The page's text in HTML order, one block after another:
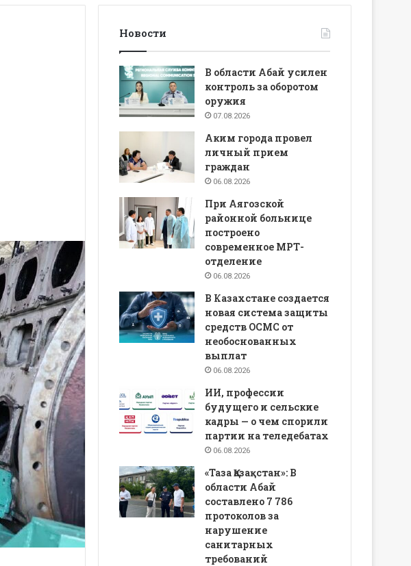
Новости
В области Абай усилен
контроль за оборотом
оружия
07.08.2026
Аким города провел
личный прием
граждан
06.08.2026
При Аягозской
районной больнице
построено
современное МРТ-
отделение
06.08.2026
В Казахстане создается
новая система защиты
средств ОСМС от
необоснованных
выплат
06.08.2026
ИИ, профессии
будущего и сельские
кадры — о чем спорили
партии на теледебатах
06.08.2026
«Таза Қазақстан»: В
области Абай
составлено 7 786
протоколов за
нарушение
санитарных
требований